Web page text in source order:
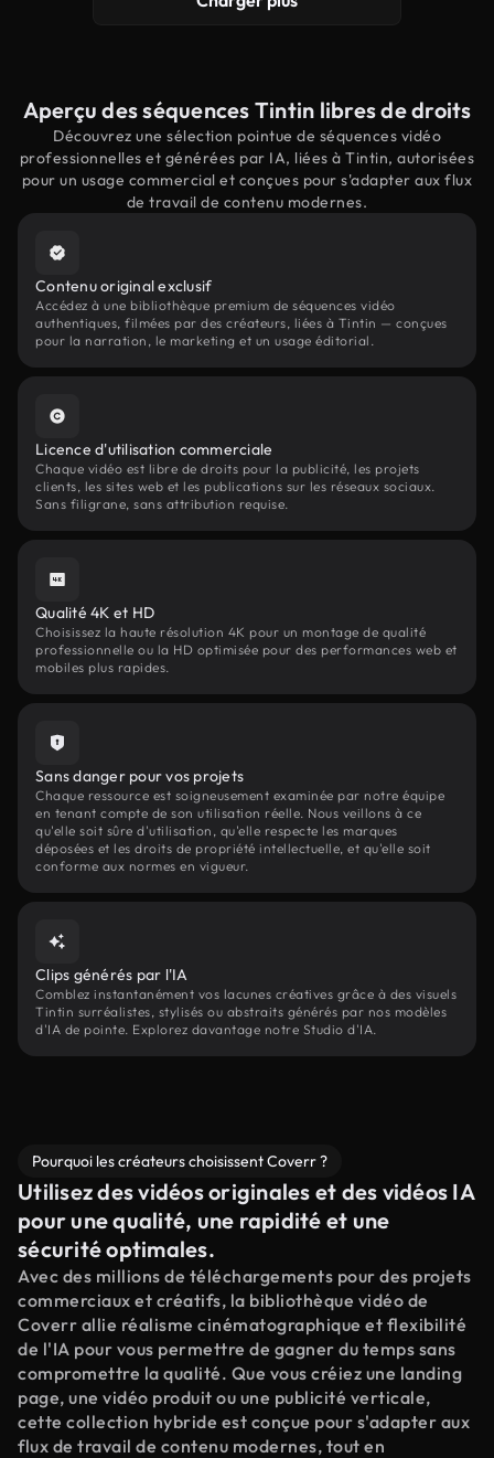
Aperçu des séquences Tintin libres de droits
Découvrez une sélection pointue de séquences vidéo
professionnelles et générées par IA, liées à Tintin, autorisées
pour un usage commercial et conçues pour s'adapter aux flux
de travail de contenu modernes.
Contenu original exclusif
Accédez à une bibliothèque premium de séquences vidéo
authentiques, filmées par des créateurs, liées à Tintin — conçues
pour la narration, le marketing et un usage éditorial.
Licence d'utilisation commerciale
Chaque vidéo est libre de droits pour la publicité, les projets
clients, les sites web et les publications sur les réseaux sociaux.
Sans filigrane, sans attribution requise.
Qualité 4K et HD
Choisissez la haute résolution 4K pour un montage de qualité
professionnelle ou la HD optimisée pour des performances web et
mobiles plus rapides.
Sans danger pour vos projets
Chaque ressource est soigneusement examinée par notre équipe
en tenant compte de son utilisation réelle. Nous veillons à ce
qu'elle soit sûre d'utilisation, qu'elle respecte les marques
déposées et les droits de propriété intellectuelle, et qu'elle soit
conforme aux normes en vigueur.
Clips générés par l'IA
Comblez instantanément vos lacunes créatives grâce à des visuels
Tintin surréalistes, stylisés ou abstraits générés par nos modèles
d'IA de pointe. Explorez davantage notre Studio d'IA.
Pourquoi les créateurs choisissent Coverr ?
Utilisez des vidéos originales et des vidéos IA
pour une qualité, une rapidité et une
sécurité optimales.
Avec des millions de téléchargements pour des projets
commerciaux et créatifs, la bibliothèque vidéo de
Coverr allie réalisme cinématographique et flexibilité
de l'IA pour vous permettre de gagner du temps sans
compromettre la qualité. Que vous créiez une landing
page, une vidéo produit ou une publicité verticale,
cette collection hybride est conçue pour s'adapter aux
flux de travail de contenu modernes, tout en